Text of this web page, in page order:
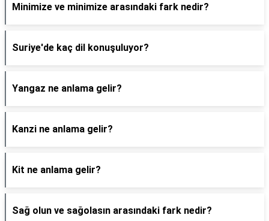
Minimize ve minimize arasındaki fark nedir?
Suriye'de kaç dil konuşuluyor?
Yangaz ne anlama gelir?
Kanzi ne anlama gelir?
Kit ne anlama gelir?
Sağ olun ve sağolasın arasındaki fark nedir?